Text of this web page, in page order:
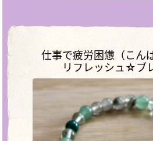
仕事で疲労困憊（こん
リフレッシュ☆ブ